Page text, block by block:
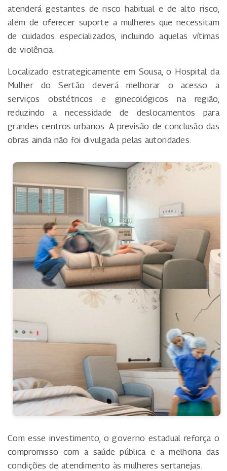
atenderá gestantes de risco habitual e de alto risco,
além de oferecer suporte a mulheres que necessitam
de cuidados especializados, incluindo aquelas vítimas
de violência.
Localizado estrategicamente em Sousa, o Hospital da
Mulher do Sertão deverá melhorar o acesso a
serviços obstétricos e ginecológicos na região,
reduzindo a necessidade de deslocamentos para
grandes centros urbanos. A previsão de conclusão das
obras ainda não foi divulgada pelas autoridades.
Com esse investimento, o governo estadual reforça o
compromisso com a saúde pública e a melhoria das
condições de atendimento às mulheres sertanejas.